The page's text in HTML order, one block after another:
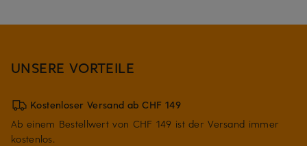
UNSERE VORTEILE
Kostenloser Versand ab CHF 149
Ab einem Bestellwert von CHF 149 ist der Versand immer
kostenlos.